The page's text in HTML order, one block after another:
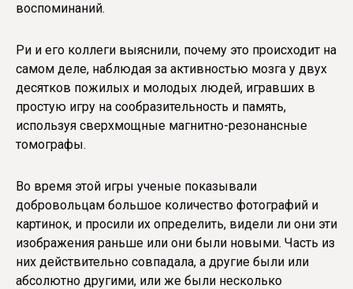
воспоминаний.
Ри и его коллеги выяснили, почему это происходит на
самом деле, наблюдая за активностью мозга у двух
десятков пожилых и молодых людей, игравших в
простую игру на сообразительность и память,
используя сверхмощные магнитно-резонансные
томографы.
Во время этой игры ученые показывали
добровольцам большое количество фотографий и
картинок, и просили их определить, видели ли они эти
изображения раньше или они были новыми. Часть из
них действительно совпадала, а другие были или
абсолютно другими, или же были несколько